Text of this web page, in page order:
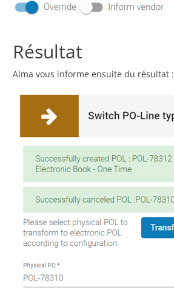
Résultat
Alma vous informe ensuite du résultat :